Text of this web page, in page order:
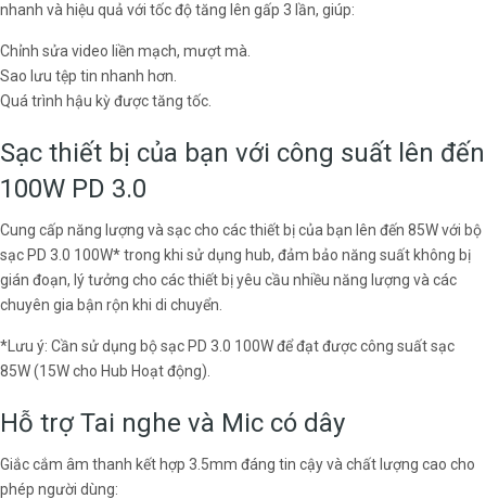
nhanh và hiệu quả với tốc độ tăng lên gấp 3 lần, giúp:
Chỉnh sửa video liền mạch, mượt mà.
Sao lưu tệp tin nhanh hơn.
Quá trình hậu kỳ được tăng tốc.
Sạc thiết bị của bạn với công suất lên đến
100W PD 3.0
Cung cấp năng lượng và sạc cho các thiết bị của bạn lên đến 85W với bộ
sạc PD 3.0 100W* trong khi sử dụng hub, đảm bảo năng suất không bị
gián đoạn, lý tưởng cho các thiết bị yêu cầu nhiều năng lượng và các
chuyên gia bận rộn khi di chuyển.
*Lưu ý: Cần sử dụng bộ sạc PD 3.0 100W để đạt được công suất sạc
85W (15W cho Hub Hoạt động).
Hỗ trợ Tai nghe và Mic có dây
Giắc cắm âm thanh kết hợp 3.5mm đáng tin cậy và chất lượng cao cho
phép người dùng: